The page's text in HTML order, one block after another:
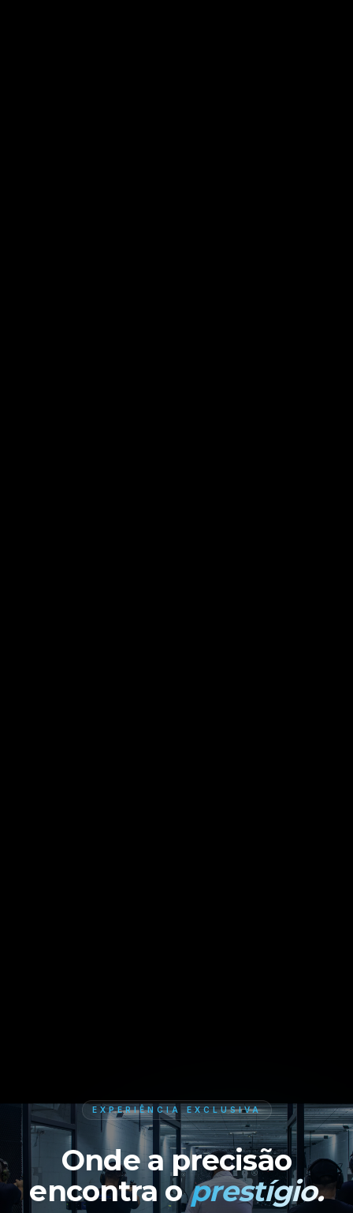
EXPERIÊNCIA EXCLUSIVA
Onde a precisão
encontra oprestígio.